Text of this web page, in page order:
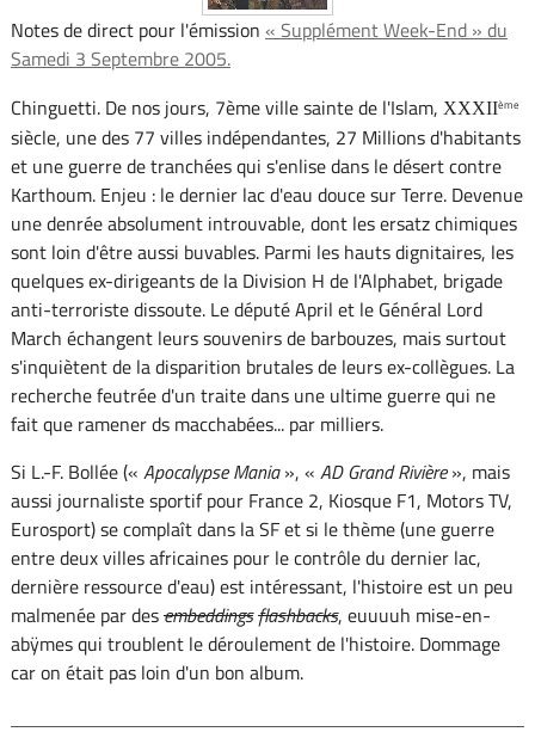
Notes de direct pour l'émission « Supplément Week-End » du
Samedi 3 Septembre 2005.
Chinguetti. De nos jours, 7ème ville sainte de l'Islam, XXXIIème
siècle, une des 77 villes indépendantes, 27 Millions d'habitants
et une guerre de tranchées qui s'enlise dans le désert contre
Karthoum. Enjeu : le dernier lac d'eau douce sur Terre. Devenue
une denrée absolument introuvable, dont les ersatz chimiques
sont loin d'être aussi buvables. Parmi les hauts dignitaires, les
quelques ex-dirigeants de la Division H de l'Alphabet, brigade
anti-terroriste dissoute. Le député April et le Général Lord
March échangent leurs souvenirs de barbouzes, mais surtout
s'inquiètent de la disparition brutales de leurs ex-collègues. La
recherche feutrée d'un traite dans une ultime guerre qui ne
fait que ramener ds macchabées... par milliers.
Si L.-F. Bollée (« Apocalypse Mania», « AD Grand Rivière», mais
aussi journaliste sportif pour France 2, Kiosque F1, Motors TV,
Eurosport) se complaît dans la SF et si le thème (une guerre
entre deux villes africaines pour le contrôle du dernier lac,
dernière ressource d'eau) est intéressant, l'histoire est un peu
malmenée par desembeddingsflashbacks, euuuuh mise-en-
abÿmes qui troublent le déroulement de l'histoire. Dommage
car on était pas loin d'un bon album.